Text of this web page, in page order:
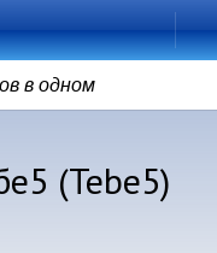
в одном
(Tebe5)